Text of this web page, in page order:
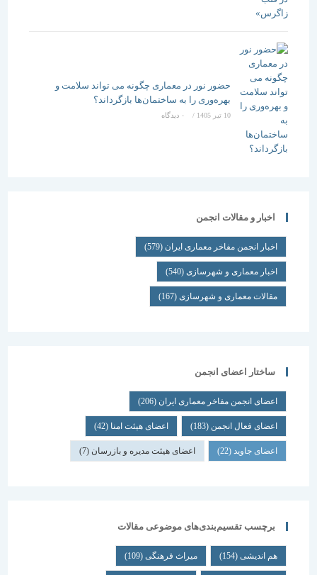
حضور نور در معماری چگونه می تواند سلامت و
بهره‌وری را به ساختمان‌ها بازگرداند؟
/ ۰ دیدگاه
اخبار و مقالات انجمن
اخبار انجمن مفاخر معماری ایران (579)
اخبار معماری و شهرسازی(540)
مقالات معماری و شهرسازی(167)
ساختار اعضای انجمن
اعضای انجمن مفاخر معماری ایران (206)
اعضای فعال انجمن(183) اعضای هیئت امنا(42)
اعضای جاوید(22) اعضای هیئت مدیره و بازرسان(7)
برچسب تقسیم‌بندی‌های موضوعی مقالات
هم اندیشی (154) میراث فرهنگی (109)